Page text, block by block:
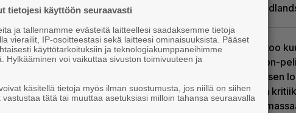
Recon
4
Sony kertoo
PlayStation-
valmistuksen
nousseen
tietojesi käyttöön seuraavasti
ja tallennamme evästeitä laitteellesi saadaksemme tietoja
vierailit, IP-osoitteestasi sekä laitteesi ominaisuuksista. Pääset
käyttötarkoituksiin ja teknologiakumppaneihimme
Hylkääminen voi vaikuttaa sivuston toimivuuteen ja
käsitellä tietoja myös ilman suostumusta, jos niillä on siihen
tätä tai muuttaa asetuksiasi milloin tahansa seuraavalla